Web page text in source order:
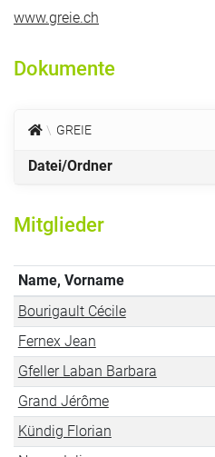
www.greie.ch
Dokumente
GREIE
Datei/Ordner
Mitglieder
Name, Vorname
Bourigault Cécile
Fernex Jean
Gfeller Laban Barbara
Grand Jérôme
Kündig Florian